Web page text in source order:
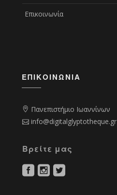
Επικοινωνία
ΕΠΙΚΟΙΝΩΝΊΑ
Πανεπιστήμιο Ιωαννίνων
info@digitalglyptotheque.gr
Βρείτε μας